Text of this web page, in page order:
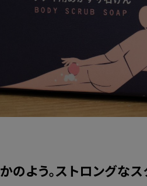
のよう。ストロングな